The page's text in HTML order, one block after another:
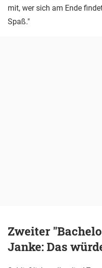
mit, wer sich am Ende
Spaß."
Zweiter
Janke: Das